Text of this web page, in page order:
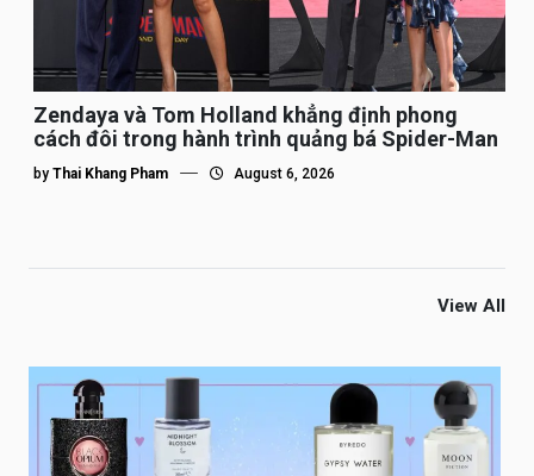
Zendaya và Tom Holland khẳng định phong
cách đôi trong hành trình quảng bá Spider-Man
by Thai Khang Pham August 6, 2026
View All